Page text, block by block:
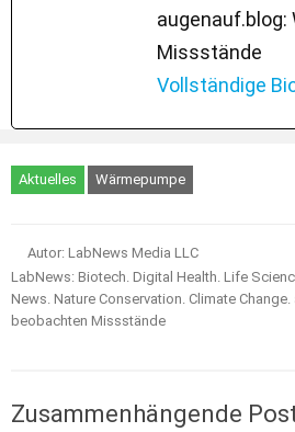
augenauf.blog:
Missstände
Vollständige
Aktuelles Wärmepumpe
Autor: LabNews Media LLC
LabNews: Biotech. Digital Health. Life
News. Nature Conservation. Climate
beobachten Missstände
Zusammenhängende